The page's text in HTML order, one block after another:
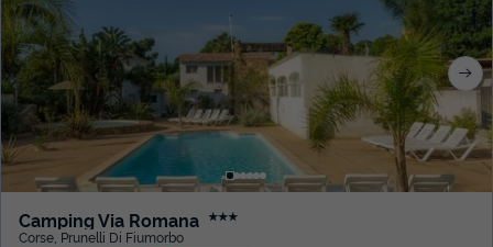
Camping Via Romana ★★★
Corse Prunelli Di Fiumorbo